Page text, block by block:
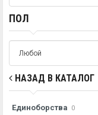
ПОЛ
НАЗАД В КАТАЛОГ
Единоборства 0